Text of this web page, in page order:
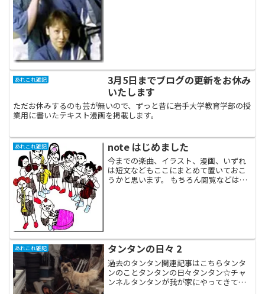
あれこれ雑記
3月5日までブログの更新をお休み
いたします
ただお休みするのも芸が無いので、ずっと昔に岩手大学教育学部の授
業用に書いたテキスト漫画を掲載します。
あれこれ雑記 note はじめました
今までの楽曲、イラスト、漫画、いずれ
は短文などもここにまとめて置いておこ
うかと思います。 もちろん閲覧などは無
あれこれ雑記 タンタンの日々 2
過去のタンタン関連記事はこちらタンタ
ンのことタンタンの日々タンタン☆チャ
ンネルタンタンが我が家にやってきて、